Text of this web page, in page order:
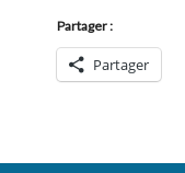
Partager :
Partager